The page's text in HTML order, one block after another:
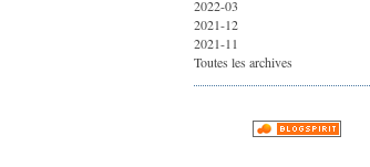
2022-03
2021-12
2021-11
Toutes les archives